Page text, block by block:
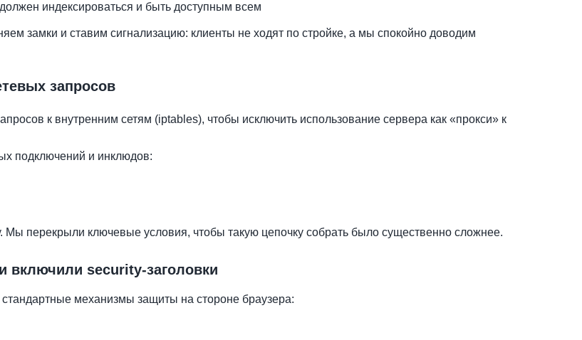
индексироваться и быть доступным всем
замки и ставим сигнализацию: клиенты не ходят по стройке, а мы спокойно доводим
запросов
к внутренним сетям (iptables), чтобы исключить использование сервера как «прокси» к
подключений и инклюдов:
Мы перекрыли ключевые условия, чтобы такую цепочку собрать было существенно сложнее.
security-заголовки
механизмы защиты на стороне браузера: